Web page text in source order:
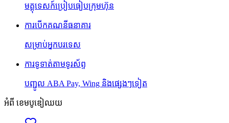
មគ្គុទេសក៍ប្រៀបធៀបក្រុមហ៊ុន
ការបើកគណនីធនាគារ
សម្រាប់អ្នកបរទេស
ការទូទាត់តាមទូរស័ព្ទ
បញ្ជូល ABA Pay, Wing និងផ្សេងៗទៀត
អំពី ខេមបូឌៀឈយ